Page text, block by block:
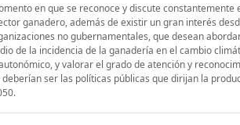
en que se reconoce y discute
ganadero, además de existir un gran interés
no gubernamentales, que desean
de la incidencia de la ganadería en el cambio
y valorar el grado de atención y
ser las políticas públicas que dirijan la